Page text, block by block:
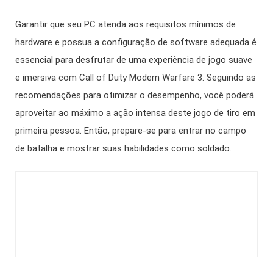
Garantir que seu PC atenda aos requisitos mínimos de
hardware e possua a configuração de software adequada é
essencial para desfrutar de uma experiência de jogo suave
e imersiva com Call of Duty Modern Warfare 3. Seguindo as
recomendações para otimizar o desempenho, você poderá
aproveitar ao máximo a ação intensa deste jogo de tiro em
primeira pessoa. Então, prepare-se para entrar no campo
de batalha e mostrar suas habilidades como soldado.